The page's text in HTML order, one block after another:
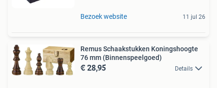
Bezoek website 11 jul 26
Remus Schaakstukken Koningshoogte
76 mm (Binnenspeelgoed)
€ 28,95 Details